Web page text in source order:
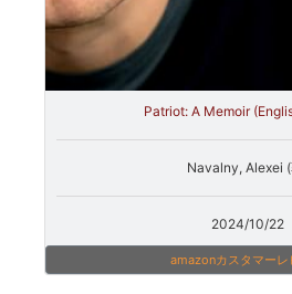
Patriot: A Memoir
Navalny, Alexei
2024/10/22
amazonカスタマーレ